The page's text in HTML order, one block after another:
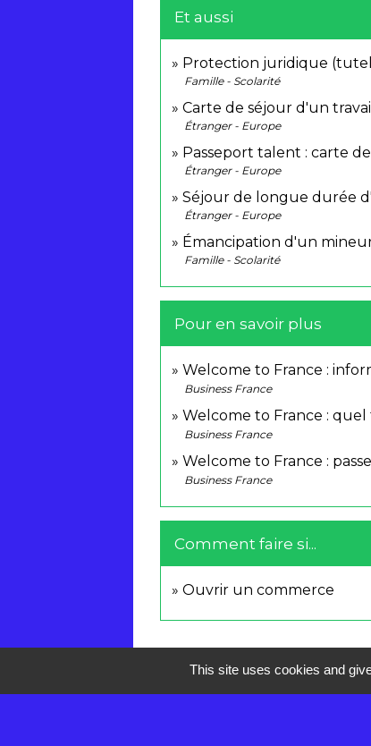
Et aussi
Protection juridique
Famille - Scolarité
Carte de séjour d'un
Étranger - Europe
Passeport talent : carte
Étranger - Europe
Séjour de longue durée
Étranger - Europe
Émancipation d'un
Famille - Scolarité
Pour en savoir plus
Welcome to France :
Business France
Welcome to France :
Business France
Welcome to France :
Business France
Comment faire si...
Ouvrir un commerce
This site uses cookies and